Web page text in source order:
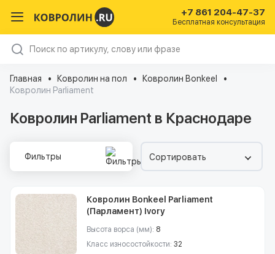
+7 861 204-47-37
Бесплатная консультация
Главная Ковролин на пол
Ковролин Bonkeel
Ковролин Parliament
Ковролин Parliament в Краснодаре
Фильтры Сортировать
Ковролин Bonkeel Parliament
(Парламент) Ivory
Высота ворса (мм): 8
Класс износостойкости: 32